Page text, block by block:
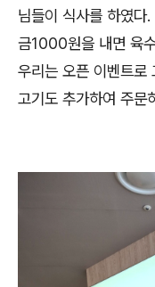
님들이 식사를 하였다
금1000원을 내면 육
우리는 오픈 이벤트로
고기도 추가하여 주문